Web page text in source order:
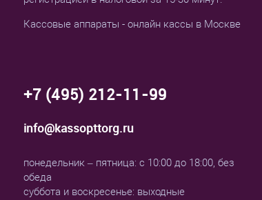
Кассовые аппараты - онлайн кассы в Москве
+7 (495) 212-11-99
info@kassopttorg.ru
понедельник – пятница: с 10:00 до 18:00, без
обеда
суббота и воскресенье: выходные